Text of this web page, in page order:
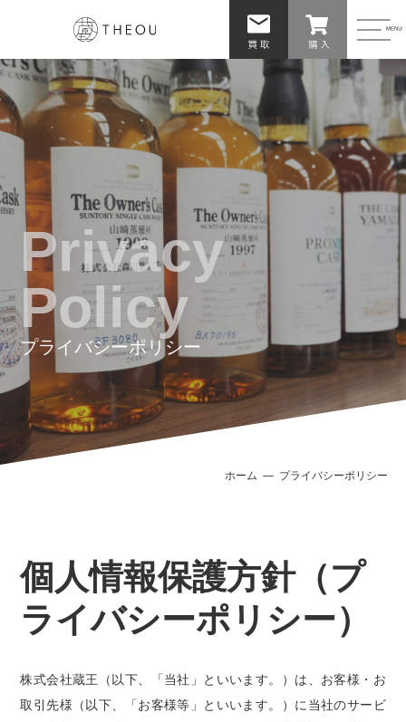
Privacy
Policy
プライバシーポリシー
ホーム プライバシーポリシー
個人情報保護方針（プ
ライバシーポリシー）
株式会社蔵王（以下、「当社」といいます。）は、お客様・お
取引先様（以下、「お客様等」といいます。）に当社のサービ